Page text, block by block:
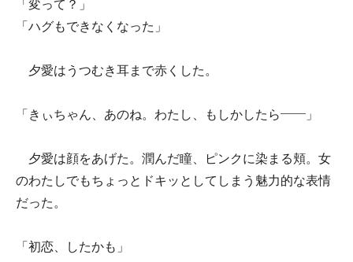
「変って？」
「ハグもできなくなった」
夕愛はうつむき耳まで赤くした。
「きぃちゃん、あのね。わたし、もしかしたら――」
夕愛は顔をあげた。潤んだ瞳、ピンクに染まる頬。女
のわたしでもちょっとドキッとしてしまう魅力的な表情
だった。
「初恋、したかも」